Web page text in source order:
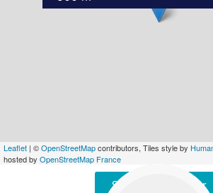
Leaflet | ©OpenStreetMapcontributors, Tiles style by
hosted by OpenStreetMap France
Signaler une erreur